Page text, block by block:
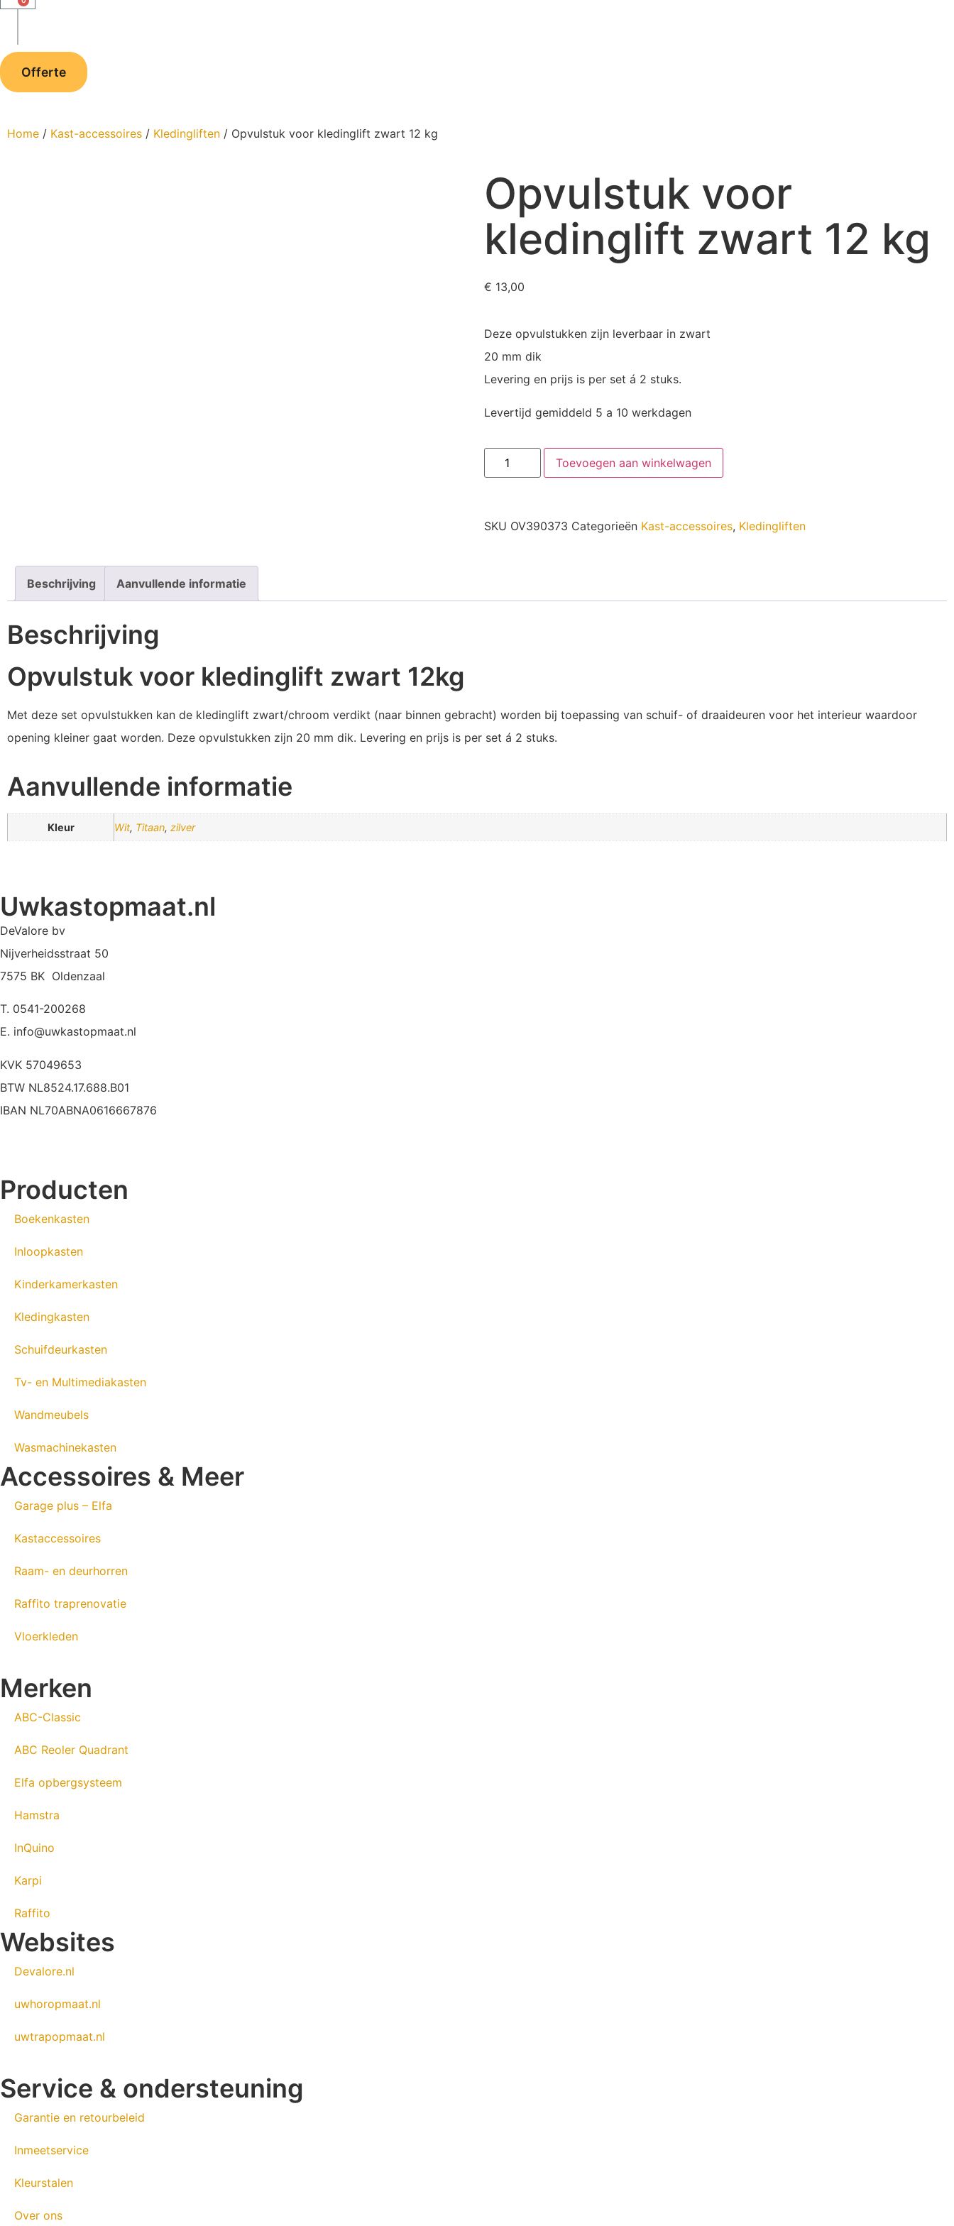
Offerte
Home / Kast-accessoires / Kledingliften / Opvulstuk voor kledinglift zwart 12 kg
Opvulstuk voor
kledinglift zwart 12 kg
€ 13,00
Deze opvulstukken zijn leverbaar in zwart
20 mm dik
Levering en prijs is per set á 2 stuks.
Levertijd gemiddeld 5 a 10 werkdagen
Toevoegen aan winkelwagen
SKU OV390373 Categorieën Kast-accessoires, Kledingliften
Beschrijving Aanvullende informatie
Beschrijving
Opvulstuk voor kledinglift zwart 12kg
Met deze set opvulstukken kan de kledinglift zwart/chroom verdikt (naar binnen gebracht) worden bij toepassing van schuif- of draaideuren voor het interieur waardoor
opening kleiner gaat worden. Deze opvulstukken zijn 20 mm dik. Levering en prijs is per set á 2 stuks.
Aanvullende informatie
Kleur Wit, Titaan, zilver
Uwkastopmaat.nl
DeValore bv
Nijverheidsstraat 50
7575 BK Oldenzaal
T. 0541-200268
E. info@uwkastopmaat.nl
KVK 57049653
BTW NL8524.17.688.B01
IBAN NL70ABNA0616667876
Producten
Boekenkasten
Inloopkasten
Kinderkamerkasten
Kledingkasten
Schuifdeurkasten
Tv- en Multimediakasten
Wandmeubels
Wasmachinekasten
Accessoires & Meer
Garage plus – Elfa
Kastaccessoires
Raam- en deurhorren
Raffito traprenovatie
Vloerkleden
Merken
ABC-Classic
ABC Reoler Quadrant
Elfa opbergsysteem
Hamstra
InQuino
Karpi
Raffito
Websites
Devalore.nl
uwhoropmaat.nl
uwtrapopmaat.nl
Service & ondersteuning
Garantie en retourbeleid
Inmeetservice
Kleurstalen
Over ons